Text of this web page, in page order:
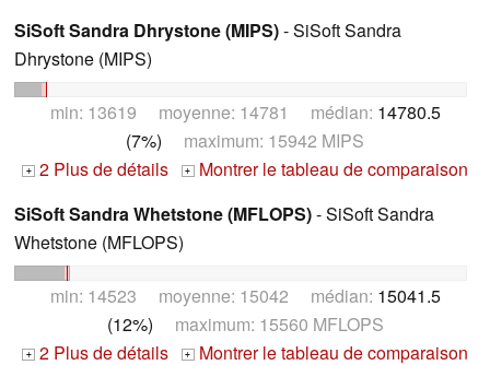
SiSoft Sandra Dhrystone (MIPS)- SiSoft Sandra
Dhrystone (MIPS)
min: 13619 moyenne: 14781 médian: 14780.5
(7%) maximum: 15942 MIPS
+ 2 Plus de détails + Montrer le tableau de comparaison
SiSoft Sandra Whetstone (MFLOPS)- SiSoft Sandra
Whetstone (MFLOPS)
min: 14523 moyenne: 15042 médian: 15041.5
(12%) maximum: 15560 MFLOPS
+ 2 Plus de détails + Montrer le tableau de comparaison